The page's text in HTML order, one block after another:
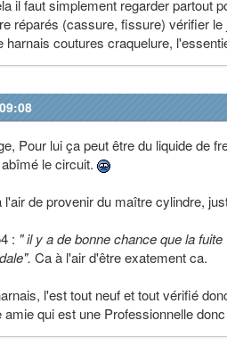
il faut simplement regarder partout
réparés (cassure, fissure) vérifier
harnais coutures craquelure,
Pour lui ça peut être du liquide de
le circuit.
l'air de provenir du maître cylindre,
: " il y a de bonne chance que la
Ca à l'air d'être exatement ca.
l'est tout neuf et tout vérifié
amie qui est une Professionnelle